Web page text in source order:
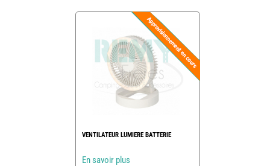
VENTILATEUR LUMIERE BATTERIE
En savoir plus